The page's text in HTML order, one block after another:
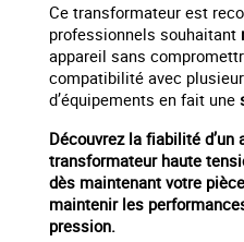
Ce transformateur est
professionnels souhaitant
appareil sans
compatibilité avec
d’équipements en fait une
Découvrez la fiabilité
transformateur haute
dès maintenant votre
maintenir les
pression.